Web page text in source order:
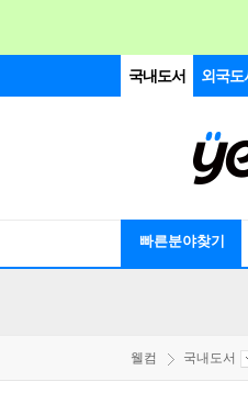
국내도서 외국도
빠른분야찾기
웰컴 국내도서